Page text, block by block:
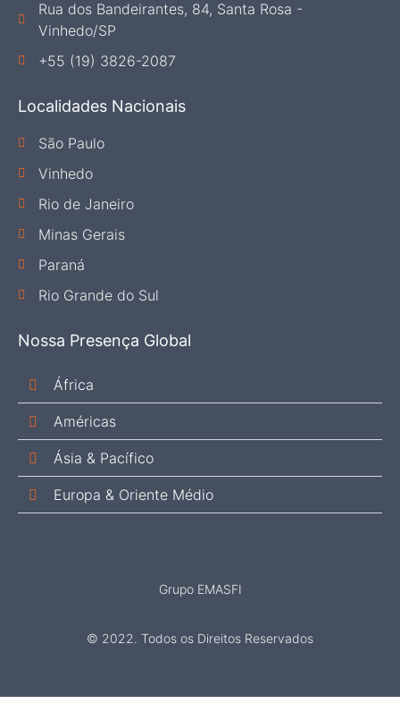
Rua dos Bandeirantes, 84, Santa Rosa -
Vinhedo/SP
+55 (19) 3826-2087
Localidades Nacionais
São Paulo
Vinhedo
Rio de Janeiro
Minas Gerais
Paraná
Rio Grande do Sul
Nossa Presença Global
África
Américas
Ásia & Pacífico
Europa & Oriente Médio
Grupo EMASFI
© 2022. Todos os Direitos Reservados